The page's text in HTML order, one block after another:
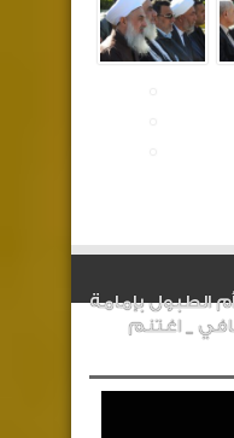
الطبول بإمامة
_ اغتنم